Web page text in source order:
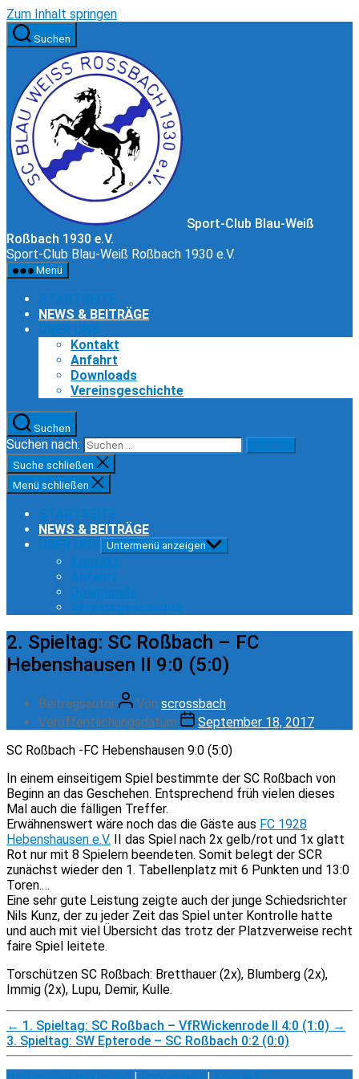
Zum Inhalt springen
Suchen
Sport-Club Blau-Weiß
Roßbach 1930 e.V.
Sport-Club Blau-Weiß Roßbach 1930 e.V.
Menü
STARTSEITE
NEWS & BEITRÄGE
ÜBER UNS
Kontakt
Anfahrt
Downloads
Vereinsgeschichte
Suchen
Suchen nach:
Suche schließen
Menü schließen
STARTSEITE
NEWS & BEITRÄGE
ÜBER UNS Untermenü anzeigen
Kontakt
Anfahrt
Downloads
Vereinsgeschichte
2. Spieltag: SC Roßbach – FC
Hebenshausen II 9:0 (5:0)
Beitragsautor Von scrossbach
Veröffentlichungsdatum
September 18, 2017
SC Roßbach -FC Hebenshausen 9:0 (5:0)
In einem einseitigem Spiel bestimmte der SC Roßbach von
Beginn an das Geschehen. Entsprechend früh vielen dieses
Mal auch die fälligen Treffer.
Erwähnenswert wäre noch das die Gäste aus FC 1928
Hebenshausen e.V. II das Spiel nach 2x gelb/rot und 1x glatt
Rot nur mit 8 Spielern beendeten. Somit belegt der SCR
zunächst wieder den 1. Tabellenplatz mit 6 Punkten und 13:0
Toren.…
Eine sehr gute Leistung zeigte auch der junge Schiedsrichter
Nils Kunz, der zu jeder Zeit das Spiel unter Kontrolle hatte
und auch mit viel Übersicht das trotz der Platzverweise recht
faire Spiel leitete.
Torschützen SC Roßbach: Bretthauer (2x), Blumberg (2x),
Immig (2x), Lupu, Demir, Kulle.
← 1. Spieltag: SC Roßbach – VfRWickenrode II 4:0 (1:0) →
3. Spieltag: SW Epterode – SC Roßbach 0:2 (0:0)